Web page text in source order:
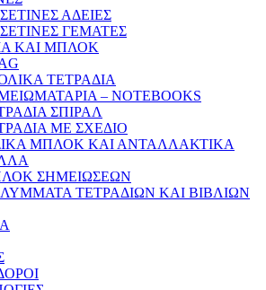
ΑΔΕΙΕΣ
ΓΕΜΑΤΕΣ
ΚΑΙ ΜΠΛΟΚ
ΤΕΤΡΑΔΙΑ
– NOTEBOOKS
ΣΠΙΡΑΛ
ΜΕ ΣΧΕΔΙΟ
ΜΠΛΟΚ ΚΑΙ ΑΝΤΑΛΛΑΚΤΙΚΑ
ΣΗΜΕΙΩΣΕΩΝ
ΤΕΤΡΑΔΙΩΝ ΚΑΙ ΒΙΒΛΙΩΝ